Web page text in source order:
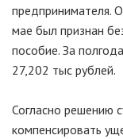
предпринимателя.
мае был признан
пособие. За
27,202 тыс рублей.
Согласно решению
компенсировать